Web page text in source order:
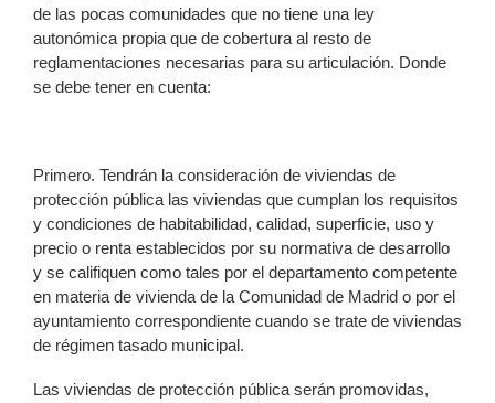
de las pocas comunidades que no tiene una ley
autonómica propia que de cobertura al resto de
reglamentaciones necesarias para su articulación. Donde
se debe tener en cuenta:
Primero. Tendrán la consideración de viviendas de
protección pública las viviendas que cumplan los requisitos
y condiciones de habitabilidad, calidad, superficie, uso y
precio o renta establecidos por su normativa de desarrollo
y se califiquen como tales por el departamento competente
en materia de vivienda de la Comunidad de Madrid o por el
ayuntamiento correspondiente cuando se trate de viviendas
de régimen tasado municipal.
Las viviendas de protección pública serán promovidas,